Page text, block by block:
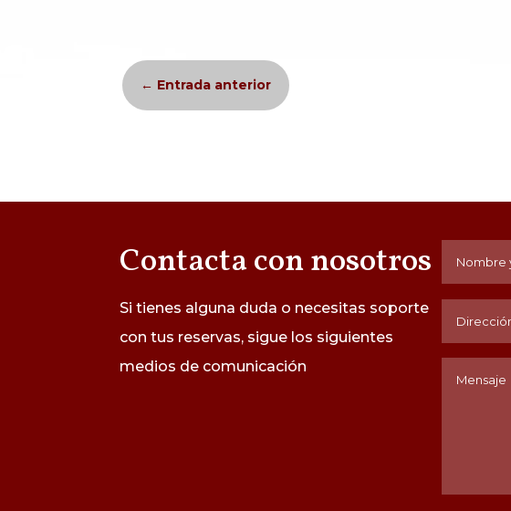
← Entrada anterior
Contacta con nosotros
Si tienes alguna duda o necesitas soporte
con tus reservas, sigue los siguientes
medios de comunicación